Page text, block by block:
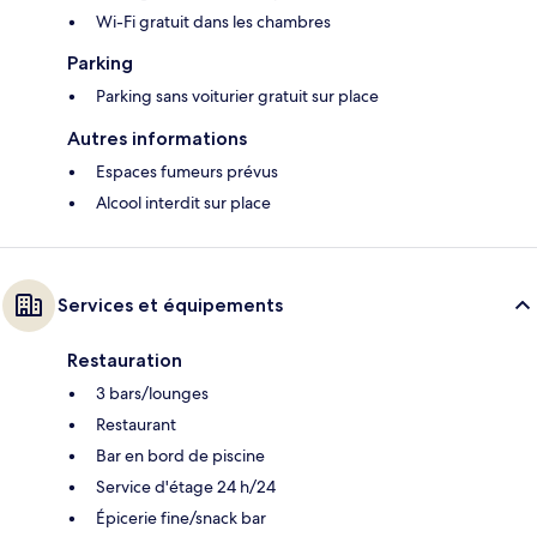
Wi-Fi gratuit dans les chambres
Parking
Parking sans voiturier gratuit sur place
Autres informations
Espaces fumeurs prévus
Alcool interdit sur place
Services et équipements
Restauration
3 bars/lounges
Restaurant
Bar en bord de piscine
Service d'étage 24 h/24
Épicerie fine/snack bar